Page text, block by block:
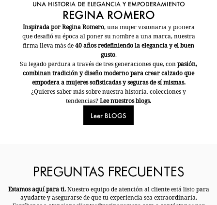
UNA HISTORIA DE ELEGANCIA Y EMPODERAMIENTO
REGINA ROMERO
Inspirada por Regina Romero, una mujer visionaria y pionera
que desafió su época al poner su nombre a una marca, nuestra
firma lleva más de40 años redefiniendo la elegancia y el buen
gusto.
Su legado perdura a través de tres generaciones que, conpasión,
combinan tradición y diseño moderno para crear calzado que
empodera a mujeres sofisticadas y seguras de sí mismas.
¿Quieres saber más sobre nuestra historia, colecciones y
tendencias?Lee nuestros blogs.
Leer BLOGS
PREGUNTAS FRECUENTES
Estamos aquí para ti.Nuestro equipo de atención al cliente está listo para
ayudarte y asegurarse de que tu experiencia sea extraordinaria.